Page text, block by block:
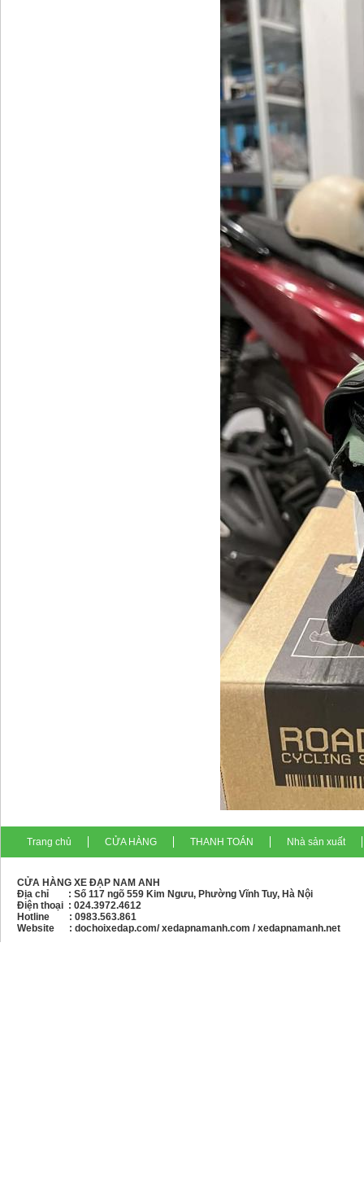
Trang chủ CỬA HÀNG THANH TOÁN Nhà sản xuất
CỬA HÀNG XE ĐẠP NAM ANH
Địa chỉ : Số 117 ngõ 559 Kim Ngưu, Phường Vĩnh Tuy, Hà Nội
Điện thoại : 024.3972.4612
Hotline : 0983.563.861
Website : dochoixedap.com/ xedapnamanh.com / xedapnamanh.net